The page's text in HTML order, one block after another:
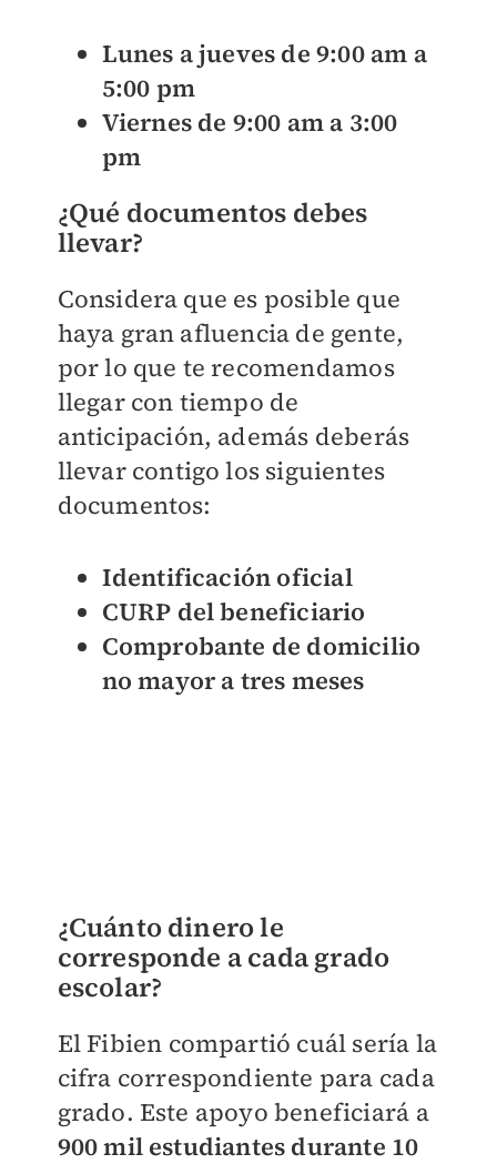
Lunes a jueves de 9:00 am a
5:00 pm
Viernes de 9:00 am a 3:00
pm
¿Qué documentos debes
llevar?
Considera que es posible que
haya gran afluencia de gente,
por lo que te recomendamos
llegar con tiempo de
anticipación, además deberás
llevar contigo los siguientes
documentos:
Identificación oficial
CURP del beneficiario
Comprobante de domicilio
no mayor a tres meses
¿Cuánto dinero le
corresponde a cada grado
escolar?
El Fibien compartió cuál sería la
cifra correspondiente para cada
grado. Este apoyo beneficiará a
900 mil estudiantes durante 10